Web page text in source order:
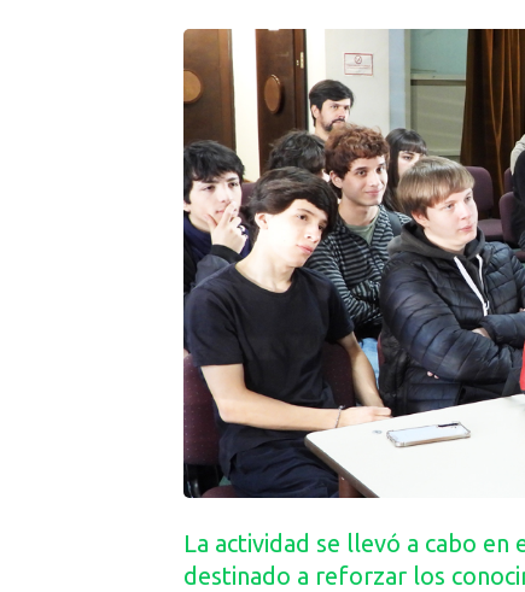
La actividad se llevó a cabo
destinado a reforzar los